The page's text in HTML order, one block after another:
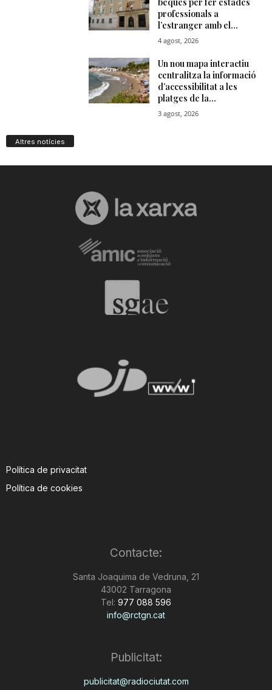
Altres notícies
Política de privacitat
Política de cookies
Contacte:
Santa Joaquima de Vedruna, 21
43002 Tarragona
Tel: 977 088 596
info@rctgn.cat
Publicitat:
publicitat@radiociutat.com